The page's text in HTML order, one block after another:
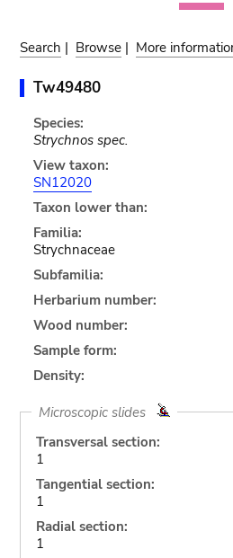
Search | Browse | More
Tw49480
Species:
Strychnos spec.
View taxon:
SN12020
Taxon lower than:
Familia:
Strychnaceae
Subfamilia:
Herbarium number:
Wood number:
Sample form:
Density:
Microscopic slides
Transversal section:
1
Tangential section:
1
Radial section:
1